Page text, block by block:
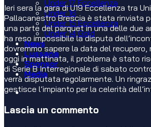
Under 17 Eccellenza
Under 16
Under 15 Eccellenza
Under 14 Gold
News
Lussana
Sponsor
Media
Ieri sera la gara di U19 Eccellenza tra
Pallacanestro Brescia è stata rinviata
una parte del parquet in una delle due
ha reso impossibile la disputa
dovremmo sapere la data del
oggi in mattinata, il problema è stato
di Serie B Interregionale di sabato
verrà disputata regolarmente. Un
gestisce l’impianto per la celerità
Lascia un commento